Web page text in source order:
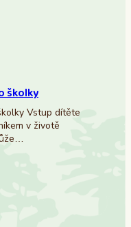
školky
Vstup dítěte
v životě